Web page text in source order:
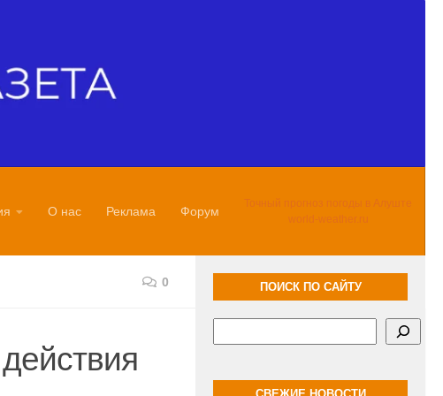
О нас Реклама Форум
Точный прогноз погоды в Алуште
world-weather.ru
0 ПОИСК ПО САЙТУ